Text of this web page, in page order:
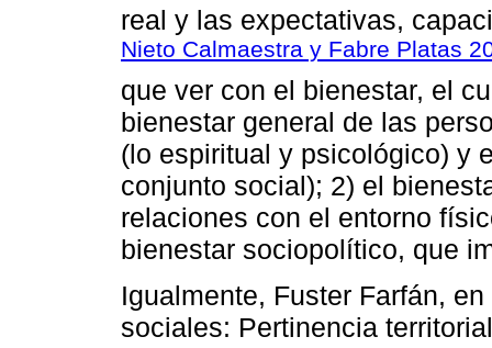
real y las expectativas,
Nieto Calmaestra y Fabre Platas
que ver con el bienestar, el
bienestar general de las
(lo espiritual y psicológico) y
conjunto social); 2) el
relaciones con el entorno
bienestar sociopolítico, que
Igualmente, Fuster Farfán,
sociales: Pertinencia